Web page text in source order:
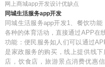
网上商城app开发设计优缺点
同城生活服务app开发
同城生活服务app开发1、餐饮功
各种的体育活动，直接通过APP在
功能：便民服务如人们可以通过
是家政服务的购买，线上提供线
店，饮食店，旅游景点消费优惠